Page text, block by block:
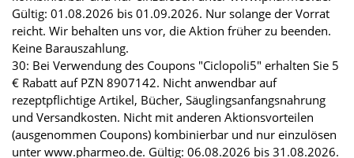
Gültig: 01.08.2026 bis 01.09.2026. Nur solange der Vorrat
reicht. Wir behalten uns vor, die Aktion früher zu beenden.
Keine Barauszahlung.
30: Bei Verwendung des Coupons "Ciclopoli5" erhalten Sie 5
€ Rabatt auf PZN 8907142. Nicht anwendbar auf
rezeptpflichtige Artikel, Bücher, Säuglingsanfangsnahrung
und Versandkosten. Nicht mit anderen Aktionsvorteilen
(ausgenommen Coupons) kombinierbar und nur einzulösen
unter www.pharmeo.de. Gültig: 06.08.2026 bis 31.08.2026.